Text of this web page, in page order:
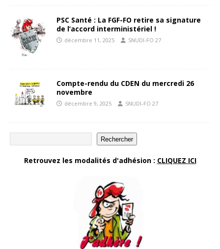
PSC Santé : La FGF-FO retire sa signature
de l’accord interministériel !
décembre 11, 2025 SNUDI-FO 27
Compte-rendu du CDEN du mercredi 26
novembre
décembre 9, 2025 SNUDI-FO 27
Rechercher
Retrouvez les modalités d'adhésion : CLIQUEZ ICI